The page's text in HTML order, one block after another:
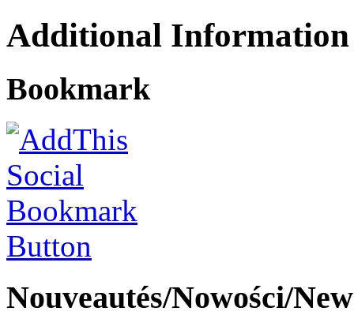
Additional Information
Bookmark
Nouveautés/Nowości/